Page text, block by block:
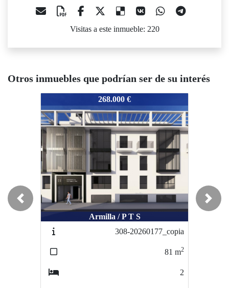
Visitas a este inmueble: 220
Otros inmuebles que podrían ser de su interés
Armilla / P T S
308-20260177_copia
308-20260175_copia
196.000 €
Armilla / P T S
308-20260178_copia_copia
51m
Previous Next